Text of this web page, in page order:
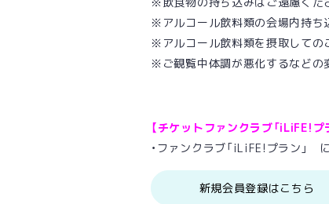
※アルコール飲料類の会場内持ち
※アルコール飲料類を摂取しての
※ご観覧中体調が悪化するなどの
【チケットファンクラブ「iLiFE!プ
・ファンクラブ「iLiFE!プラン」
新規会員登録はこちら